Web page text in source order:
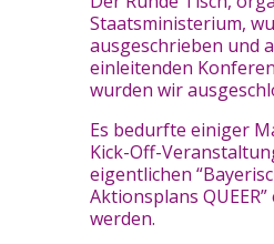
Staatsministerium,
ausgeschrieben und
einleitenden
wurden wir
Es bedurfte einiger
Kick-Off-
eigentlichen
Aktionsplans
werden.